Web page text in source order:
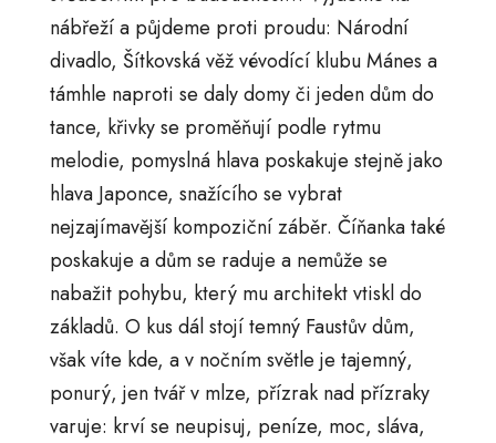
nábřeží a půjdeme proti proudu: Národní
divadlo, Šítkovská věž vévodící klubu Mánes a
támhle naproti se daly domy či jeden dům do
tance, křivky se proměňují podle rytmu
melodie, pomyslná hlava poskakuje stejně jako
hlava Japonce, snažícího se vybrat
nejzajímavější kompoziční záběr. Číňanka také
poskakuje a dům se raduje a nemůže se
nabažit pohybu, který mu architekt vtiskl do
základů. O kus dál stojí temný Faustův dům,
však víte kde, a v nočním světle je tajemný,
ponurý, jen tvář v mlze, přízrak nad přízraky
varuje: krví se neupisuj, peníze, moc, sláva,